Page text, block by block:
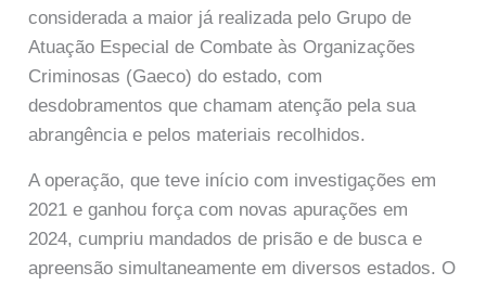
considerada a maior já realizada pelo Grupo de
Atuação Especial de Combate às Organizações
Criminosas (Gaeco) do estado, com
desdobramentos que chamam atenção pela sua
abrangência e pelos materiais recolhidos.
A operação, que teve início com investigações em
2021 e ganhou força com novas apurações em
2024, cumpriu mandados de prisão e de busca e
apreensão simultaneamente em diversos estados. O